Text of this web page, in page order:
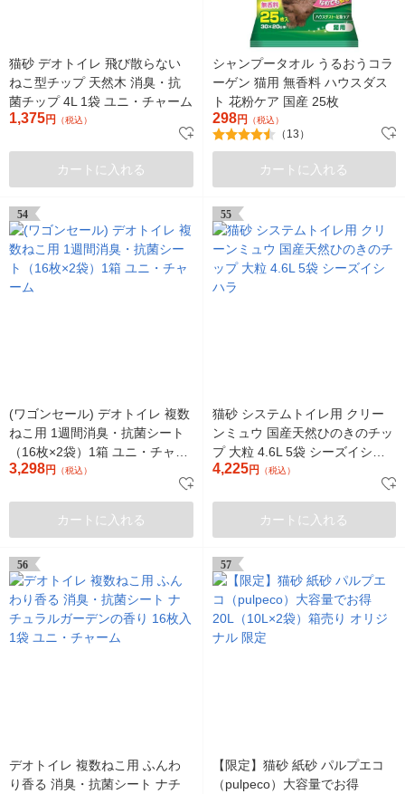
猫砂 デオトイレ 飛び散らない
ねこ型チップ 天然木 消臭・抗
菌チップ 4L 1袋 ユニ・チャーム
1,375円 （税込）
カートに入れる
シャンプータオル うるおうコラ
ーゲン 猫用 無香料 ハウスダス
ト 花粉ケア 国産 25枚
298円 （税込）
（13）
カートに入れる
54
(ワゴンセール) デオトイレ 複数
ねこ用 1週間消臭・抗菌シート
（16枚×2袋）1箱 ユニ・チャー
ム
3,298円 （税込）
カートに入れる
55
猫砂 システムトイレ用 クリー
ンミュウ 国産天然ひのきのチッ
プ 大粒 4.6L 5袋 シーズイシハ
ラ
4,225円 （税込）
カートに入れる
56
デオトイレ 複数ねこ用 ふんわ
り香る 消臭・抗菌シート ナチ
57
【限定】猫砂 紙砂 パルプエコ
（pulpeco）大容量でお得